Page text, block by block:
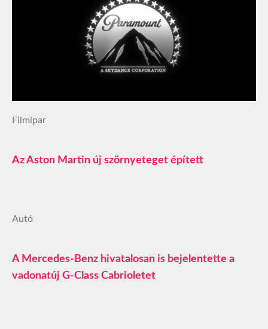
Filmipar
Az Aston Martin új szörnyeteget épített
Autó
A Mercedes-Benz hivatalosan is bejelentette a
vadonatúj G-Class Cabrioletet